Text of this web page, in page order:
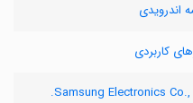
اندرویدی
کاربردی
Samsung Electronics Co.,